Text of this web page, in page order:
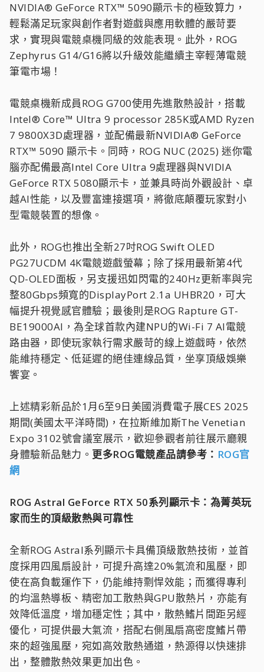
NVIDIA® GeForce RTX™ 5090顯示卡的極致算力，
輕鬆滿足玩家與創作者對遊戲與應用軟體的嚴苛要
求，實現與電競桌機同級的效能表現。此外，ROG
Zephyrus G14/G16將以升級效能繼續主宰輕薄電競
筆電市場！
電競桌機新成員ROG G700使用先進散熱設計，搭載
Intel® Core™ Ultra 9 processor 285K或AMD Ryzen
7 9800X3D處理器，並配備最新NVIDIA® GeForce
RTX™ 5090 顯示卡。同時，ROG NUC (2025) 迷你電
腦亦配備最高Intel Core Ultra 9處理器與NVIDIA
GeForce RTX 5080顯示卡，並兼具時尚外觀設計、卓
越AI性能，以及豐富連接選項，將徹底顛覆玩家對小
型電競裝置的想像。
此外，ROG也推出全新27吋ROG Swift OLED
PG27UCDM 4K電競遊戲螢幕；除了採用最新第4代
QD-OLED面板，另支援迅如閃電的240Hz更新率與完
整80Gbps頻寬的DisplayPort 2.1a UHBR20，可大
幅提升視覺感官體驗；最後則是ROG Rapture GT-
BE19000AI，為全球首款內建NPU的Wi-Fi 7 AI電競
路由器，即使玩家執行需求嚴苛的線上遊戲時，依然
能維持穩定、低延遲的絕佳連線品質，坐享頂級娛樂
饗宴。
上述精彩新品於1月6至9日美國消費電子展CES 2025
期間(美國太平洋時間)，在拉斯維加斯The Venetian
Expo 3102號會議室展示，歡迎參觀者前往展示廳親
身體驗新品魅力。 更多ROG電競產品請參考： ROG官
網
ROG Astral GeForce RTX 50系列顯示卡：為菁英玩
家而生的頂級散熱與可靠性
全新ROG Astral系列顯示卡具備頂級散熱技術，並首
度採用四風扇設計，可提升高達20%氣流和風壓，即
使在高負載運作下，仍能維持剽悍效能；而獲得專利
的均溫熱導板、精密加工散熱與GPU散熱片，亦能有
效降低溫度，增加穩定性；其中，散熱鰭片間距另經
優化，可提供最大氣流，搭配右側風扇高密度鰭片帶
來的超強風壓，宛如高效散熱通道，熱源得以快速排
出，整體散熱效果更加出色。